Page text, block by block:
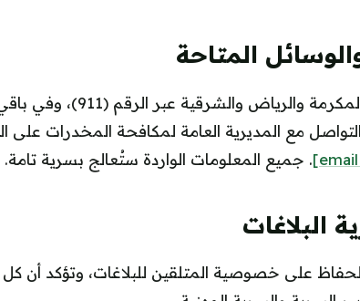
المتاحة
يُستقبل البلاغ في مكة المكرمة
. جميع المعلومات الواردة ستُعالج بسرية تامة.
البلاغات
بالحفاظ على خصوصية المتلقين للبلاغات، وتؤكد أن